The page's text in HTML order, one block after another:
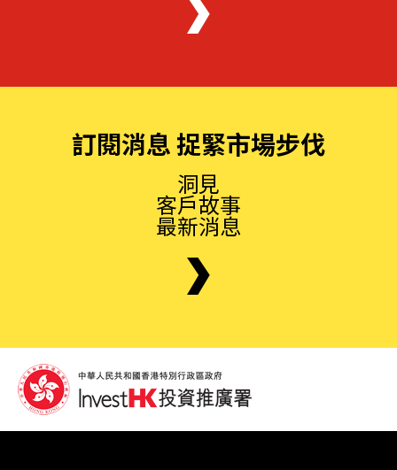
訂閱消息 捉緊市場步伐
洞見
客戶故事
最新消息